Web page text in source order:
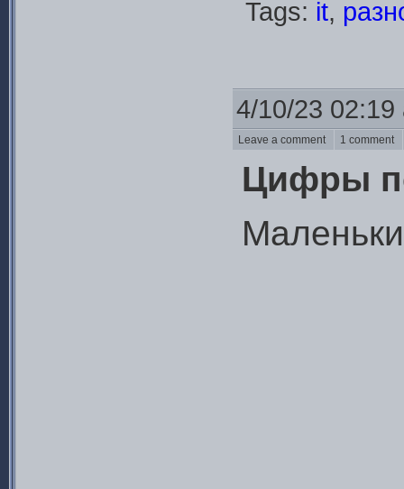
Tags: it,
4/10/23 02:19
Leave a comment 1 comment
Цифры